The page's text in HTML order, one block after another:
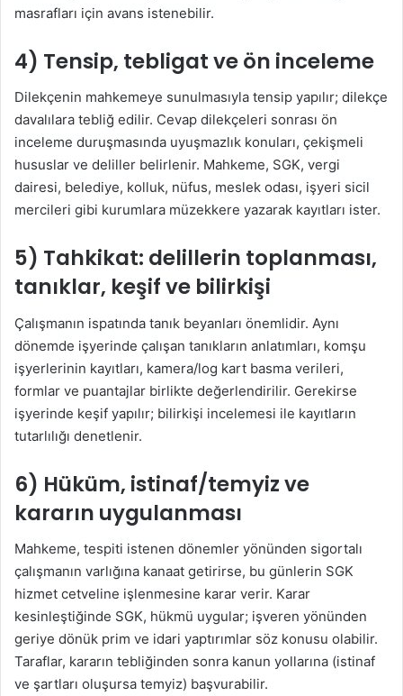
masrafları için avans istenebilir.
4) Tensip, tebligat ve ön inceleme
Dilekçenin mahkemeye sunulmasıyla tensip yapılır; dilekçe
davalılara tebliğ edilir. Cevap dilekçeleri sonrası ön
inceleme duruşmasında uyuşmazlık konuları, çekişmeli
hususlar ve deliller belirlenir. Mahkeme, SGK, vergi
dairesi, belediye, kolluk, nüfus, meslek odası, işyeri sicil
mercileri gibi kurumlara müzekkere yazarak kayıtları ister.
5) Tahkikat: delillerin toplanması,
tanıklar, keşif ve bilirkişi
Çalışmanın ispatında tanık beyanları önemlidir. Aynı
dönemde işyerinde çalışan tanıkların anlatımları, komşu
işyerlerinin kayıtları, kamera/log kart basma verileri,
formlar ve puantajlar birlikte değerlendirilir. Gerekirse
işyerinde keşif yapılır; bilirkişi incelemesi ile kayıtların
tutarlılığı denetlenir.
6) Hüküm, istinaf/temyiz ve
kararın uygulanması
Mahkeme, tespiti istenen dönemler yönünden sigortalı
çalışmanın varlığına kanaat getirirse, bu günlerin SGK
hizmet cetveline işlenmesine karar verir. Karar
kesinleştiğinde SGK, hükmü uygular; işveren yönünden
geriye dönük prim ve idari yaptırımlar söz konusu olabilir.
Taraflar, kararın tebliğinden sonra kanun yollarına (istinaf
ve şartları oluşursa temyiz) başvurabilir.